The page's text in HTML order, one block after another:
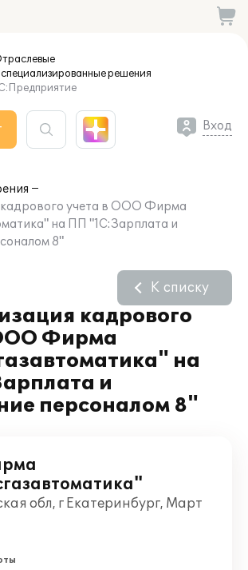
решения
Вход
кадрового учета в ООО Фирма
на ПП "1С:Зарплата и
8"
кадрового
Фирма
на
и
персоналом 8"
К списку
обл, г Екатеринбург, Март